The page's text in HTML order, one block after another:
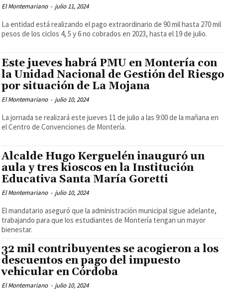
El Montemariano - julio 11, 2024
La entidad está realizando el pago extraordinario de 90 mil hasta 270 mil
pesos de los ciclos 4, 5 y 6 no cobrados en 2023, hasta el 19 de julio.
Este jueves habrá PMU en Montería con
la Unidad Nacional de Gestión del Riesgo
por situación de La Mojana
El Montemariano - julio 10, 2024
La jornada se realizará este jueves 11 de julio a las 9:00 de la mañana en
el Centro de Convenciones de Montería.
Alcalde Hugo Kerguelén inauguró un
aula y tres kioscos en la Institución
Educativa Santa María Goretti
El Montemariano - julio 10, 2024
El mandatario aseguró que la administración municipal sigue adelante,
trabajando para que los estudiantes de Montería tengan un mayor
bienestar.
32 mil contribuyentes se acogieron a los
descuentos en pago del impuesto
vehicular en Córdoba
El Montemariano - julio 10, 2024